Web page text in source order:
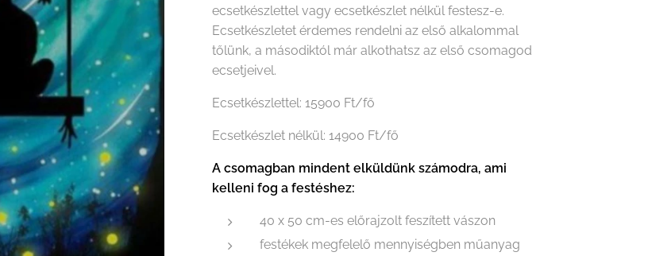
ecsetkészlettel vagy ecsetkészlet nélkül festesz-e.
Ecsetkészletet érdemes rendelni az első alkalommal
tőlünk, a másodiktól már alkothatsz az első csomagod
ecsetjeivel.
Ecsetkészlettel: 15900 Ft/fő
Ecsetkészlet nélkül: 14900 Ft/fő
A csomagban mindent elküldünk számodra, ami
kelleni fog a festéshez:
40 x 50 cm-es előrajzolt feszített vászon
festékek megfelelő mennyiségben műanyag